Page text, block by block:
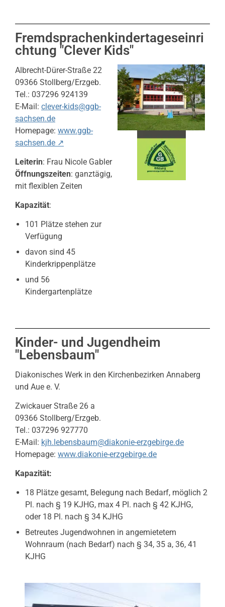
Fremdsprachenkindertageseinri
chtung "Clever Kids"
Albrecht-Dürer-Straße 22
09366 Stollberg/Erzgeb.
Tel.: 037296 924139
E-Mail: clever-kids@ggb-
sachsen.de
Homepage: www.ggb-
sachsen.de ↗
Leiterin: Frau Nicole Gabler
Öffnungszeiten: ganztägig,
mit flexiblen Zeiten
Kapazität:
101 Plätze stehen zur
Verfügung
davon sind 45
Kinderkrippenplätze
und 56
Kindergartenplätze
Kinder- und Jugendheim
"Lebensbaum"
Diakonisches Werk in den Kirchenbezirken Annaberg
und Aue e. V.
Zwickauer Straße 26 a
09366 Stollberg/Erzgeb.
Tel.: 037296 927770
E-Mail: kjh.lebensbaum@diakonie-erzgebirge.de
Homepage: www.diakonie-erzgebirge.de
Kapazität:
18 Plätze gesamt, Belegung nach Bedarf, möglich 2
Pl. nach § 19 KJHG, max 4 Pl. nach § 42 KJHG,
oder 18 Pl. nach § 34 KJHG
Betreutes Jugendwohnen in angemietetem
Wohnraum (nach Bedarf) nach § 34, 35 a, 36, 41
KJHG